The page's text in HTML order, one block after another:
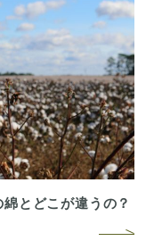
とどこが違うの？